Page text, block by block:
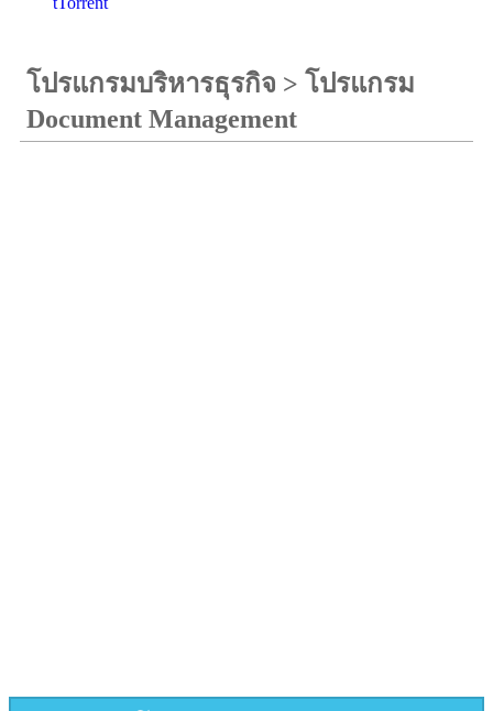
โปรแกรมบริหารธุรกิจ > โปรแกรม
Document Management